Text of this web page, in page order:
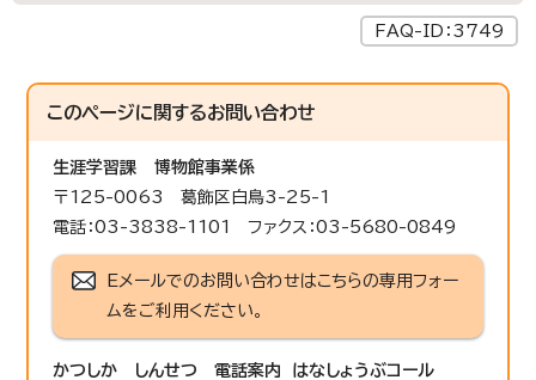
FAQ-ID：3749
このページに関するお問い合わせ
生涯学習課
博物館事業係
〒125-0063 葛飾区白鳥3-25-1
電話：03-3838-1101 ファクス：03-5680-0849
Eメールでのお問い合わせはこちらの専用フォー
ムをご利用ください。
かつしか しんせつ 電話案内 はなしょうぶコール